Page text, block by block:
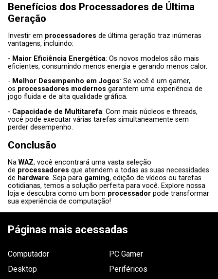
Benefícios dos Processadores de Última
Geração
Investir em processadores de última geração traz inúmeras
vantagens, incluindo:
- Maior Eficiência Energética: Os novos modelos são mais
eficientes, consumindo menos energia e gerando menos calor.
- Melhor Desempenho em Jogos: Se você é um gamer,
os processadores modernos garantem uma experiência de
jogo fluida e de alta qualidade gráfica.
- Capacidade de Multitarefa: Com mais núcleos e threads,
você pode executar várias tarefas simultaneamente sem
perder desempenho.
Conclusão
Na WAZ, você encontrará uma vasta seleção
de processadores que atendem a todas as suas necessidades
de hardware. Seja para gaming, edição de vídeos ou tarefas
cotidianas, temos a solução perfeita para você. Explore nossa
loja e descubra como um bom processador pode transformar
sua experiência de computação!
Páginas mais acessadas
Computador
Desktop
PC Gamer
Periféricos